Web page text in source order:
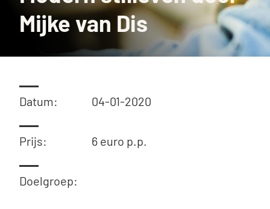
Mijke van Dis
Datum: 04-01-2020
Prijs: 6 euro p.p.
Doelgroep: